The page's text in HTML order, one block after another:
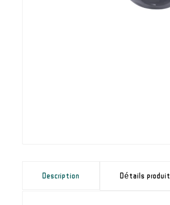
Description Détails produit